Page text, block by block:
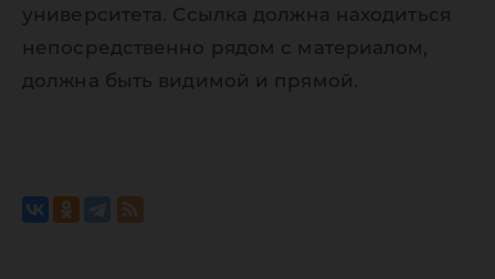
университета. Ссылка должна находиться
непосредственно рядом с материалом,
должна быть видимой и прямой.